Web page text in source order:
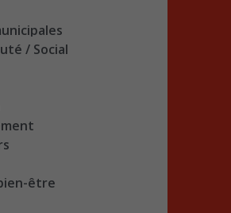
/ Social
être